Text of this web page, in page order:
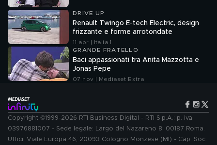
DRIVE UP
Renault Twingo E-tech Electric, design
frizzante e forme arrotondate
11 apr | Italia 1
GRANDE FRATELLO
Baci appassionati tra Anita Mazzotta e
Jonas Pepe
07 nov | Mediaset Extra
Copyright ©1999-2026 RTI Business Digital - RTI S.p.A.: p. iva
03976881007 - Sede legale: Largo del Nazareno 8, 00187 Roma.
Uffici: Viale Europa 46, 20093 Cologno Monzese (MI) - Cap. Soc.